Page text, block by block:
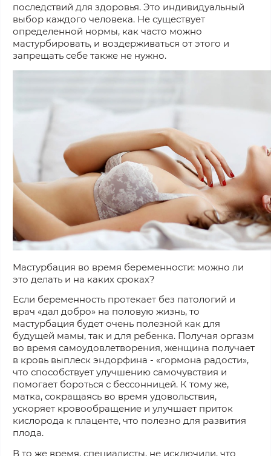
последствий для здоровья. Это индивидуальный
выбор каждого человека. Не существует
определенной нормы, как часто можно
мастурбировать, и воздерживаться от этого и
запрещать себе также не нужно.
Мастурбация во время беременности: можно ли
это делать и на каких сроках?
Если беременность протекает без патологий и
врач «дал добро» на половую жизнь, то
мастурбация будет очень полезной как для
будущей мамы, так и для ребенка. Получая оргазм
во время самоудовлетворения, женщина получает
в кровь выплеск эндорфина - «гормона радости»,
что способствует улучшению самочувствия и
помогает бороться с бессонницей. К тому же,
матка, сокращаясь во время удовольствия,
ускоряет кровообращение и улучшает приток
кислорода к плаценте, что полезно для развития
плода.
В то же время, специалисты, не исключили, что